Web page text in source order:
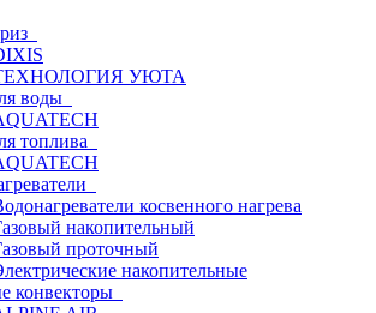
УЮТА
воды
топлива
косвенного нагрева
накопительный
проточный
накопительные
конвекторы